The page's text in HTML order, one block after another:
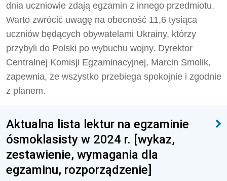
dnia uczniowie zdają egzamin z innego przedmiotu.
Warto zwrócić uwagę na obecność 11,6 tysiąca
uczniów będących obywatelami Ukrainy, którzy
przybyli do Polski po wybuchu wojny. Dyrektor
Centralnej Komisji Egzaminacyjnej, Marcin Smolik,
zapewnia, że wszystko przebiega spokojnie i zgodnie
z planem.
Aktualna lista lektur na egzaminie
ósmoklasisty w 2024 r. [wykaz,
zestawienie, wymagania dla
egzaminu, rozporządzenie]